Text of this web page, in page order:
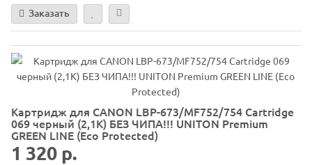
Заказать
Картридж для CANON LBP-673/MF752/754 Cartridge
069 черный (2,1K) БЕЗ ЧИПА!!! UNITON Premium
GREEN LINE (Eco Protected)
1 320 р.